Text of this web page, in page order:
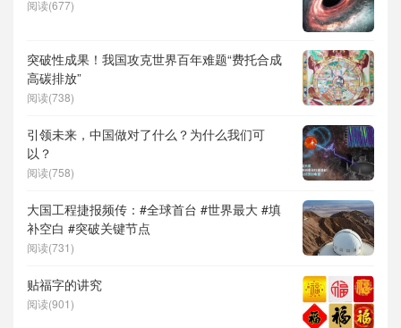
阅读(677)
突破性成果！我国攻克世界百年难题“费托合成
高碳排放”
阅读(738)
引领未来，中国做对了什么？为什么我们可
以？
阅读(758)
大国工程捷报频传：#全球首台 #世界最大 #填
补空白 #突破关键节点
阅读(731)
贴福字的讲究
阅读(901)